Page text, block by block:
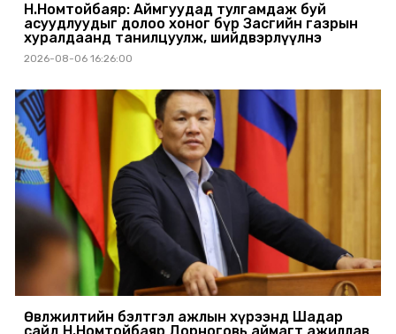
Н.Номтойбаяр: Аймгуудад тулгамдаж буй
асуудлуудыг долоо хоног бүр Засгийн газрын
хуралдаанд танилцуулж, шийдвэрлүүлнэ
2026-08-06 16:26:00
Өвөлжилтийн бэлтгэл ажлын хүрээнд Шадар